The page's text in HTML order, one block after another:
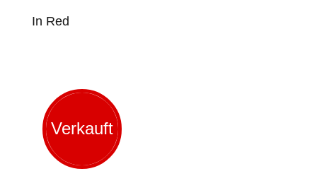
In Red
Verkauft